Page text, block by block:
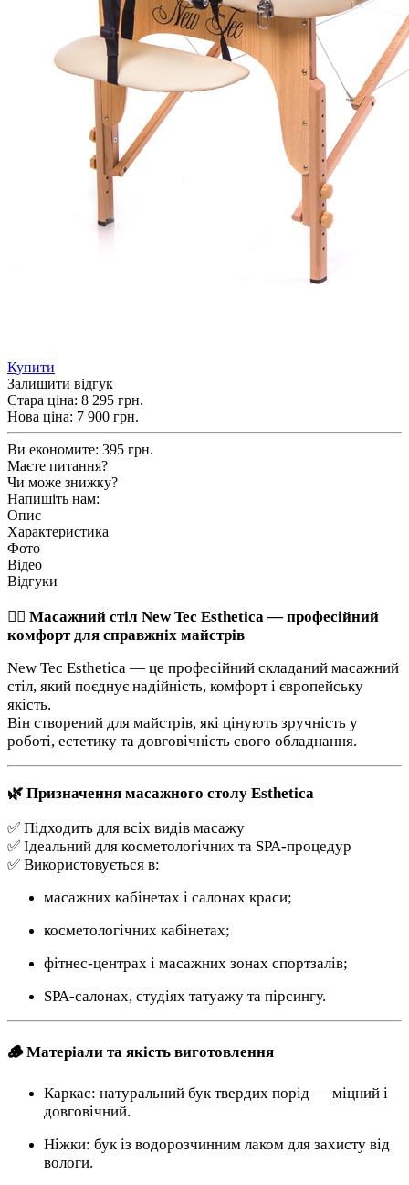
Купити
Залишити відгук
Стара ціна: 8 295 грн.
Нова ціна: 7 900 грн.
Ви економите: 395 грн.
Маєте питання?
Чи може знижку?
Напишіть нам:
Опис
Характеристика
Фото
Відео
Відгуки
💆‍♀️ Масажний стіл New Tec Esthetica — професійний
комфорт для справжніх майстрів
New Tec Esthetica — це професійний складаний масажний
стіл, який поєднує надійність, комфорт і європейську
якість.
Він створений для майстрів, які цінують зручність у
роботі, естетику та довговічність свого обладнання.
🌿 Призначення масажного столу Esthetica
✅ Підходить для всіх видів масажу
✅ Ідеальний для косметологічних та SPA-процедур
✅ Використовується в:
масажних кабінетах і салонах краси;
косметологічних кабінетах;
фітнес-центрах і масажних зонах спортзалів;
SPA-салонах, студіях татуажу та пірсингу.
🪵 Матеріали та якість виготовлення
Каркас: натуральний бук твердих порід — міцний і
довговічний.
Ніжки: бук із водорозчинним лаком для захисту від
вологи.